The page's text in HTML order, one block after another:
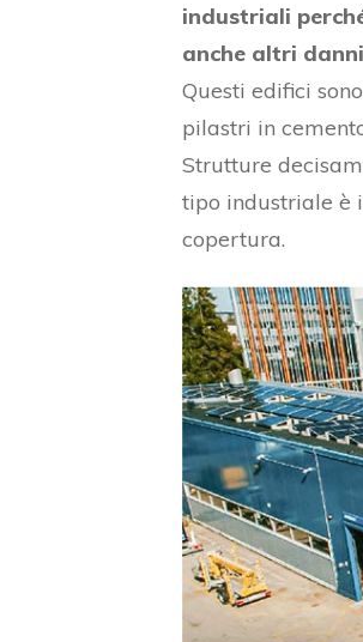
industriali
anche altri
Questi edifici
pilastri in
Strutture
tipo industriale è
copertura.